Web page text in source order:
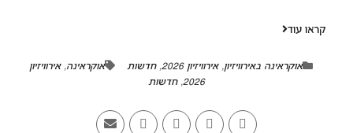
קראו עוד
אוקראינה באירוויזיון,אירוויזיון 2026 ,חדשות אוקראינה,אירוויזיון
2026
,חדשות